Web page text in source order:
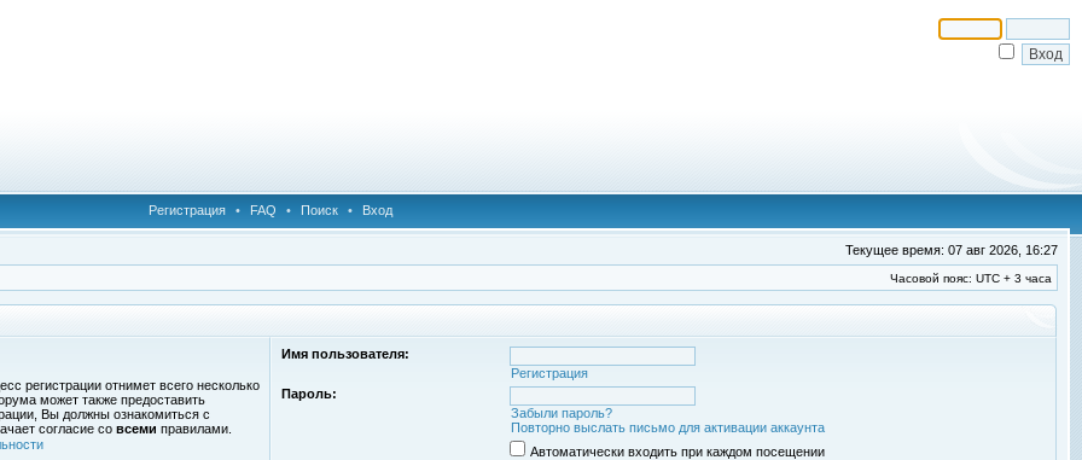
Регистрация • FAQ • Поиск • Вход
Текущее время: 07 авг 2026, 16:27
Часовой пояс: UTC + 3 часа
регистрации отнимет всего несколько
может также предоставить
Вы должны ознакомиться с
согласие со всеми правилами.
Имя пользователя:
Регистрация
Пароль:
Забыли пароль?
Повторно выслать письмо для активации аккаунта
Автоматически входить при каждом посещении